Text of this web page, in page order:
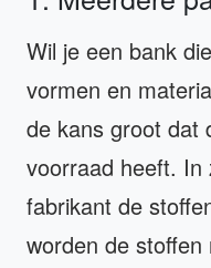
Wil je een bank
vormen en
de kans groot dat
voorraad heeft. In
fabrikant de
worden de